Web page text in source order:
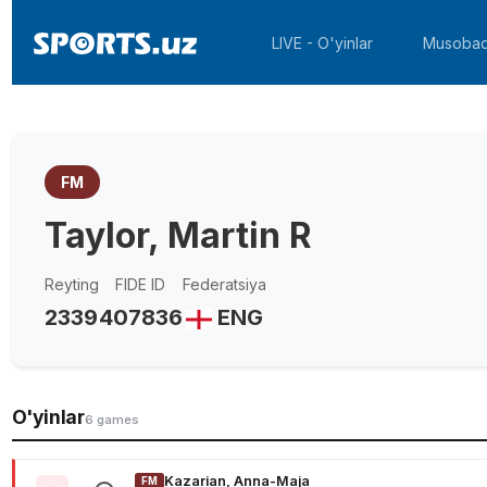
LIVE - O'yinlar
FM
Taylor, Martin R
Reyting
2339
FIDE ID
407836
Federatsiya
ENG
O'yinlar6 games
FM Kazarian, Anna-Maja